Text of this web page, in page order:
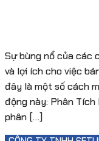
Sự bùng nổ của các
và lợi ích cho việc
đây là một số cách
động này: Phân Tích
phân […]